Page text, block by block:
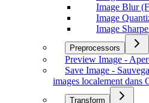
Image Blur
Image
Image
Preprocessors
Preview Image -
Save Image -
images localement dans
Transform